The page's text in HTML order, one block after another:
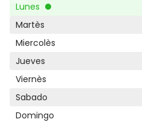
Lunes
Martès
Miercolès
Jueves
Viernès
Sabado
Domingo